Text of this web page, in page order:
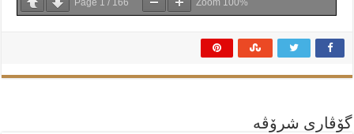
Page 1 / 166 Zoom 100%
گۆڤاری شرۆڤه